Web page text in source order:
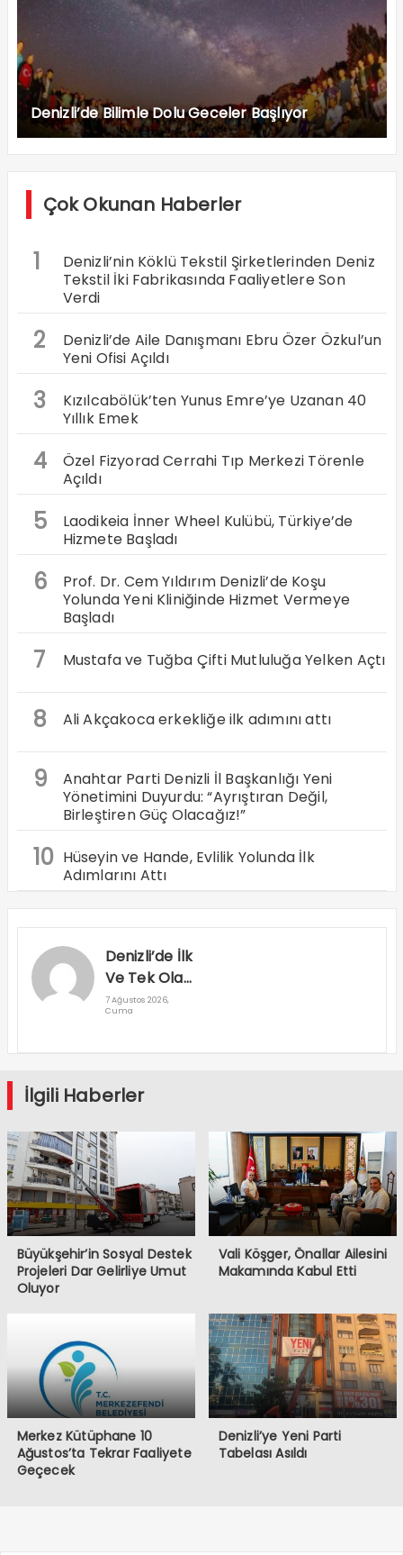
Denizli’de Bilimle Dolu Geceler Başlıyor
Çok Okunan Haberler
1
Denizli’nin Köklü Tekstil Şirketlerinden Deniz
Tekstil İki Fabrikasında Faaliyetlere Son
Verdi
2
Denizli’de Aile Danışmanı Ebru Özer Özkul’un
Yeni Ofisi Açıldı
3
Kızılcabölük’ten Yunus Emre’ye Uzanan 40
Yıllık Emek
4
Özel Fizyorad Cerrahi Tıp Merkezi Törenle
Açıldı
5
Laodikeia İnner Wheel Kulübü, Türkiye’de
Hizmete Başladı
6
Prof. Dr. Cem Yıldırım Denizli’de Koşu
Yolunda Yeni Kliniğinde Hizmet Vermeye
Başladı
7 Mustafa ve Tuğba Çifti Mutluluğa Yelken Açtı
8 Ali Akçakoca erkekliğe ilk adımını attı
9
Anahtar Parti Denizli İl Başkanlığı Yeni
Yönetimini Duyurdu: “Ayrıştıran Değil,
Birleştiren Güç Olacağız!”
10 Hüseyin ve Hande, Evlilik Yolunda İlk
Adımlarını Attı
Denizli’de İlk
Ve Tek Olan
Yapay Zeka
Hizmete
Girdi
7 Ağustos 2026,
Cuma
İlgili Haberler
Büyükşehir’in Sosyal Destek
Projeleri Dar Gelirliye Umut
Oluyor
Vali Köşger, Önallar Ailesini
Makamında Kabul Etti
Merkez Kütüphane 10
Ağustos’ta Tekrar Faaliyete
Geçecek
Denizli’ye Yeni Parti
Tabelası Asıldı